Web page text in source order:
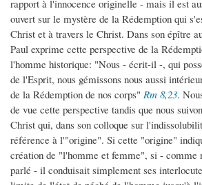
rapport à l'innocence originelle - mais il est
ouvert sur le mystère de la Rédemption qui
Christ et à travers le Christ. Dans son épître
Paul exprime cette perspective de la
l'homme historique: "Nous - écrit-il -, qui
de l'Esprit, nous gémissons nous aussi
de la Rédemption de nos corps" Rm 8,23.
de vue cette perspective tandis que nous
Christ qui, dans son colloque sur
référence à l'"origine". Si cette "origine"
création de "l'homme et femme", si - comme
parlé - il conduisait simplement ses